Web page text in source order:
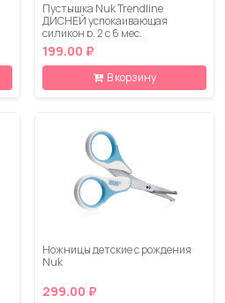
Пустышка Nuk Trendline
ДИСНЕЙ успокаивающая
силикон р. 2 с 6 мес.
199.00 ₽
В корзину
Ножницы детские с рождения
Nuk
299.00 ₽